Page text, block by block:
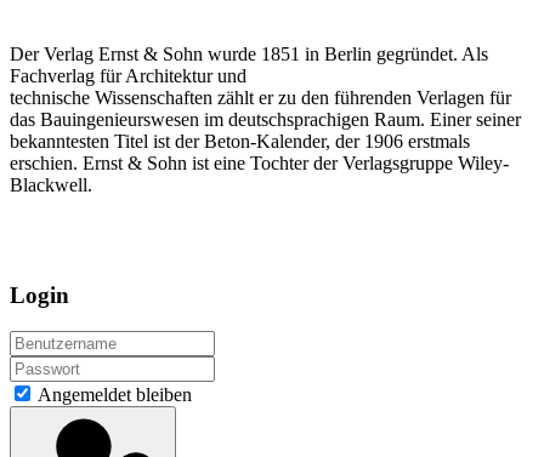
Der Verlag Ernst & Sohn wurde 1851 in Berlin gegründet. Als
Fachverlag für Architektur und
technische Wissenschaften zählt er zu den führenden Verlagen für
das Bauingenieurswesen im deutschsprachigen Raum. Einer seiner
bekanntesten Titel ist der Beton-Kalender, der 1906 erstmals
erschien. Ernst & Sohn ist eine Tochter der Verlagsgruppe Wiley-
Blackwell.
Login
Angemeldet bleiben